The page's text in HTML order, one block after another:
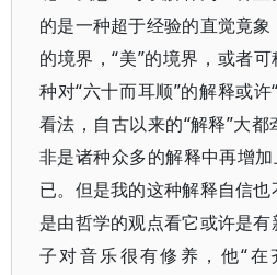
的是一种超于经验的直觉竟
的境界，“美”的境界，或者
种对“六十而耳顺”的解释或
看法，自古以来的“解释”大
非是诸种众多的解释中再增
已。但是我的这种解释自信
是由哲学的观点看它或许是
子对音乐很有修养，他“